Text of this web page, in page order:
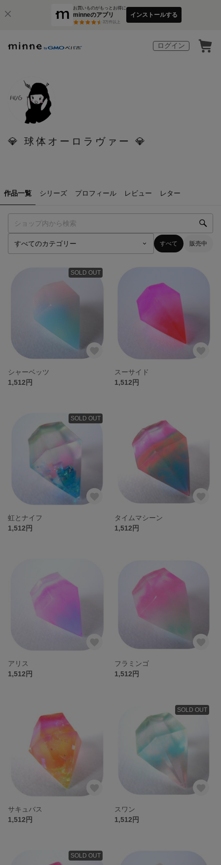
お買いものがもっとお得に
minneのアプリ
3万件以上
インストールする
ログイン
💎 球体オーロラヴァー 💎
作品一覧 シリーズ プロフィール レビュー レター
すべて 販売中
SOLD OUT
シャーベッツ
1,512円
スーサイド
1,512円
SOLD OUT
虹とナイフ
1,512円
タイムマシーン
1,512円
アリス
1,512円
フラミンゴ
1,512円
サキュバス
1,512円
SOLD OUT
スワン
1,512円
SOLD OUT